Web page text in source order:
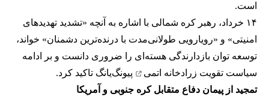
است.
۱۴ خرداد، رهبر کره شمالی با اشاره به آنچه «تشدید تهدیدهای
امنیتی» و «رویارویی طولانی‌مدت با درنده‌ترین دشمنان» خواند،
توسعه توان بازدارندگی هسته‌ای را ضروری دانست و بر ادامه
سیاست تقویت زرادخانه اتمی
پیونگ‌یانگ تاکید کرد.
تمجید از پیمان دفاع متقابل کره جنوبی و آمریکا